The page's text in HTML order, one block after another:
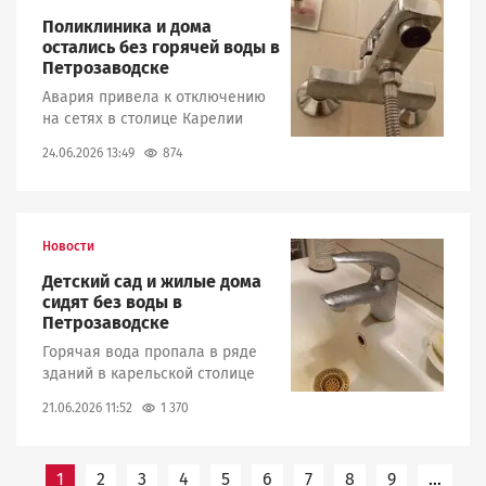
Поликлиника и дома
остались без горячей воды в
Петрозаводске
Авария привела к отключению
на сетях в столице Карелии
24.06.2026 13:49 874
Новости
Детский сад и жилые дома
сидят без воды в
Петрозаводске
Горячая вода пропала в ряде
зданий в карельской столице
21.06.2026 11:52 1 370
Image
Нумерация
1 2 3 4 5 6 7 8 9
…